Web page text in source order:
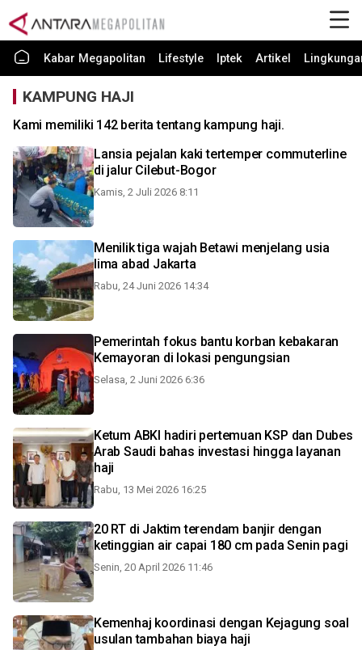
Kabar Megapolitan Lifestyle Iptek Artikel
KAMPUNG HAJI
Kami memiliki 142 berita tentang kampung haji.
Lansia pejalan kaki tertemper commuterline
di jalur Cilebut-Bogor
Kamis, 2 Juli 2026 8:11
Menilik tiga wajah Betawi menjelang usia
lima abad Jakarta
Rabu, 24 Juni 2026 14:34
Pemerintah fokus bantu korban kebakaran
Kemayoran di lokasi pengungsian
Selasa, 2 Juni 2026 6:36
Ketum ABKI hadiri pertemuan KSP dan Dubes
Arab Saudi bahas investasi hingga layanan
haji
Rabu, 13 Mei 2026 16:25
20 RT di Jaktim terendam banjir dengan
ketinggian air capai 180 cm pada Senin pagi
Senin, 20 April 2026 11:46
Kemenhaj koordinasi dengan Kejagung soal
usulan tambahan biaya haji